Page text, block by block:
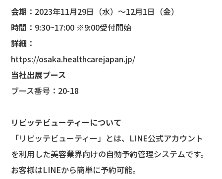
会期 ：2023年11月29日（水）～12月1日（金）
時間 ：9:30~17:00 ※9:00受付開始
詳細 ：
https://osaka.healthcarejapan.jp/
当社出展ブース
ブース番号：20-18
リピッテビューティーについて
「リピッテビューティー」とは、LINE公式アカウント
を利用した美容業界向けの自動予約管理システムです。
お客様はLINEから簡単に予約可能。